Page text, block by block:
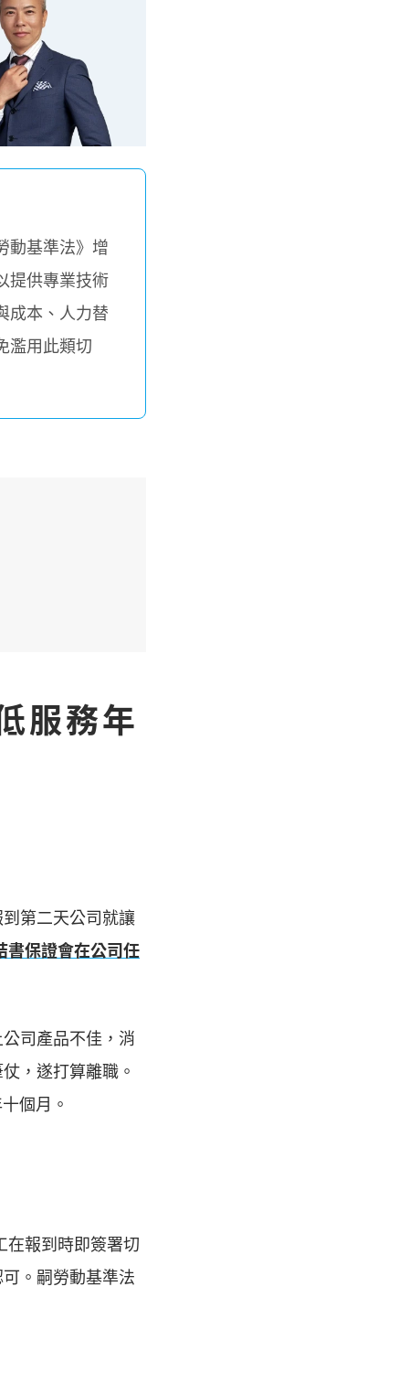
動基準法》增
提供專業技術
成本、人力替
濫用此類切
服務年
第二天公司就讓
書保證會在公司任
司產品不佳，消
，遂打算離職。
個月。
在報到時即簽署切
。嗣勞動基準法